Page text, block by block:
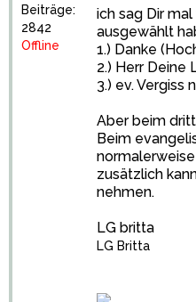
Beiträge:
2842
Offline
ich sag Dir
ausgewählt
1.) Danke
2.) Herr Deine
3.) ev. Vergiss
Aber beim
Beim
zusätzlich
nehmen.
LG britta
LG Britta